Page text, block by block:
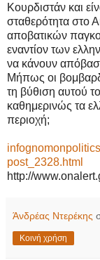
Κουρδιστάν και
σταθερότητα στο
αποβατικών
εναντίον των
να κάνουν
Μήπως οι
τη βύθιση αυτού
καθημερινώς τα
περιοχή;
post_2328.html
http://
Άνδρέας Ντερέκης
Κοινή χρήση